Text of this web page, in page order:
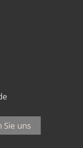
Sie uns